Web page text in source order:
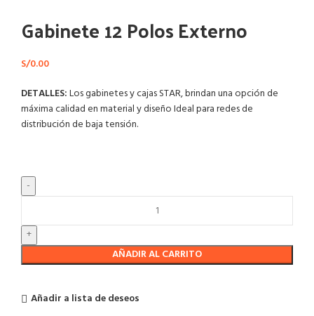
Gabinete 12 Polos Externo
S/0.00
DETALLES:Los gabinetes y cajas STAR, brindan una opción de
máxima calidad en material y diseño Ideal para redes de
distribución de baja tensión.
AÑADIR AL CARRITO
Añadir a lista de deseos